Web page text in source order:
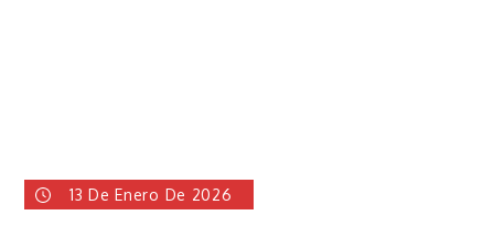
13 De Enero De 2026